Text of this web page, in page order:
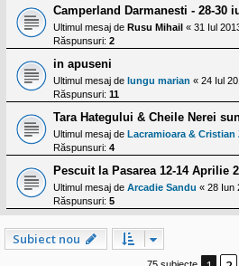
Camperland Darmanesti - 28-30
Ultimul mesaj de Rusu Mihail « 31 Iul
Răspunsuri: 2
in apuseni
Ultimul mesaj de lungu marian « 24 Iul
Răspunsuri: 11
Tara Hategului & Cheile Nerei
Ultimul mesaj de Lacramioara & Cristian
Răspunsuri: 4
Pescuit la Pasarea 12-14 Aprilie
Ultimul mesaj de Arcadie Sandu « 28 Iun
Răspunsuri: 5
Subiect nou